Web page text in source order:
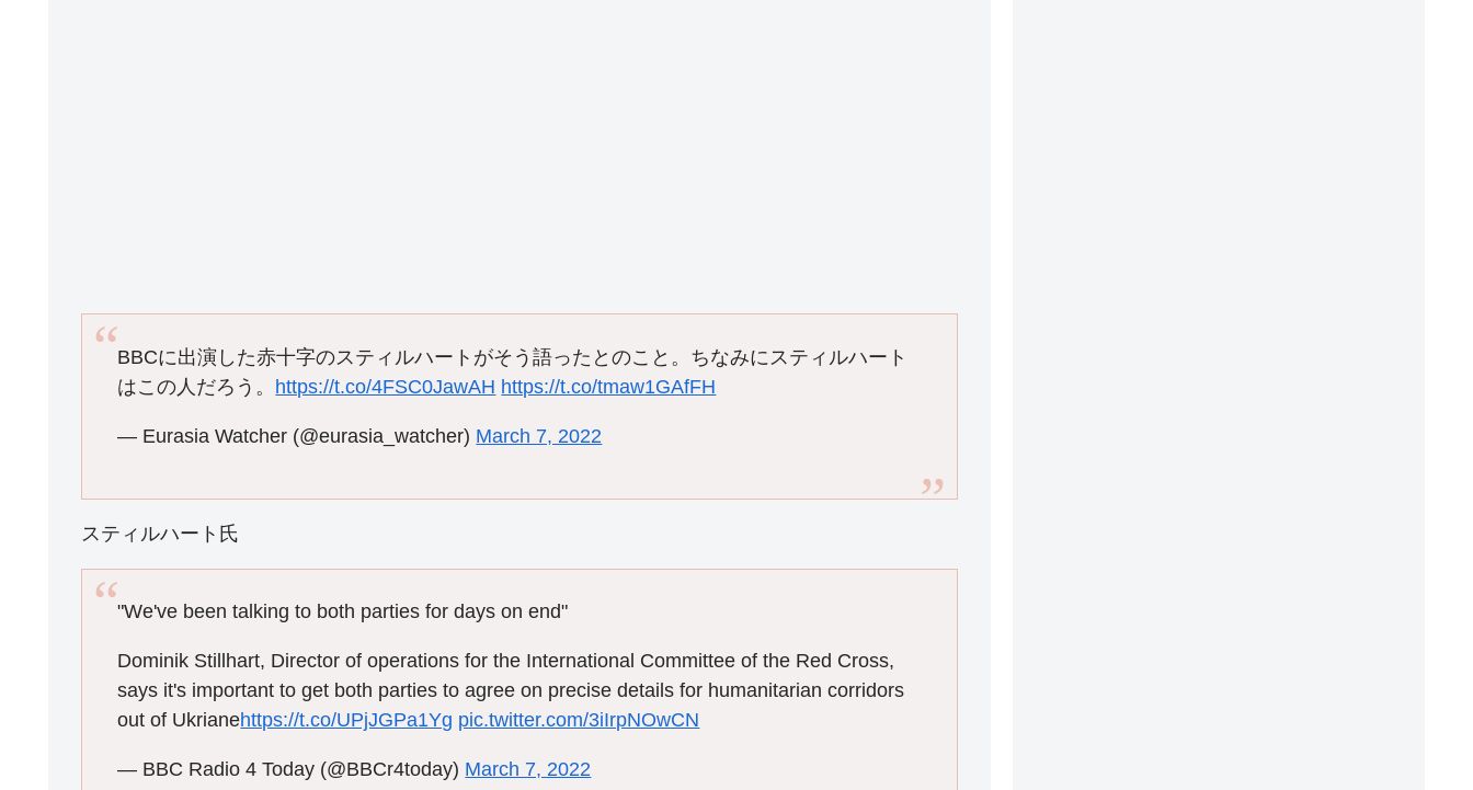
BBCに出演した赤十字のスティルハートがそう語ったとのこと。ちなみにスティルハート
はこの人だろう。 https://t.co/4FSC0JawAH https://t.co/tmaw1GAfFH
— Eurasia Watcher (@eurasia_watcher) March 7, 2022
スティルハート氏
"We've been talking to both parties for days on end"
Dominik Stillhart, Director of operations for the International Committee of the Red Cross,
says it's important to get both parties to agree on precise details for humanitarian corridors
out of Ukrianehttps://t.co/UPjJGPa1Yg pic.twitter.com/3iIrpNOwCN
— BBC Radio 4 Today (@BBCr4today) March 7, 2022